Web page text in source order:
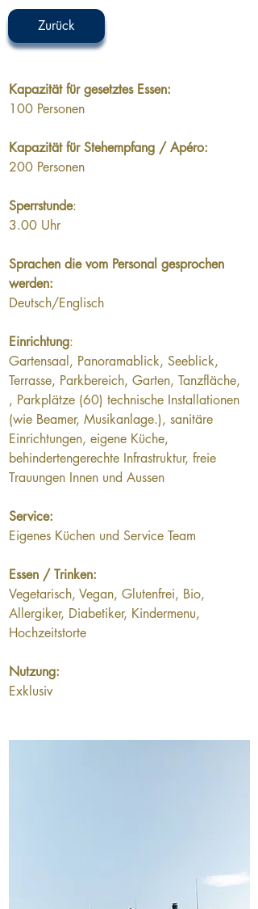
Zurück
Kapazität für gesetztes Essen:
100 Personen
Kapazität für Stehempfang / Apéro:
200 Personen
Sperrstunde:
3.00 Uhr
Sprachen die vom Personal gesprochen
werden:
Deutsch/Englisch
Einrichtung:
Gartensaal, Panoramablick, Seeblick,
Terrasse, Parkbereich, Garten, Tanzfläche,
, Parkplätze (60) technische Installationen
(wie Beamer, Musikanlage.), sanitäre
Einrichtungen, eigene Küche,
behindertengerechte Infrastruktur, freie
Trauungen Innen und Aussen
Service:
Eigenes Küchen und Service Team
Essen / Trinken:
Vegetarisch, Vegan, Glutenfrei, Bio,
Allergiker, Diabetiker, Kindermenu,
Hochzeitstorte
Nutzung:
Exklusiv